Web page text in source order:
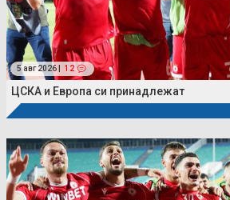
5 авг 2026 | 12
ЦСКА и Европа си принадлежат